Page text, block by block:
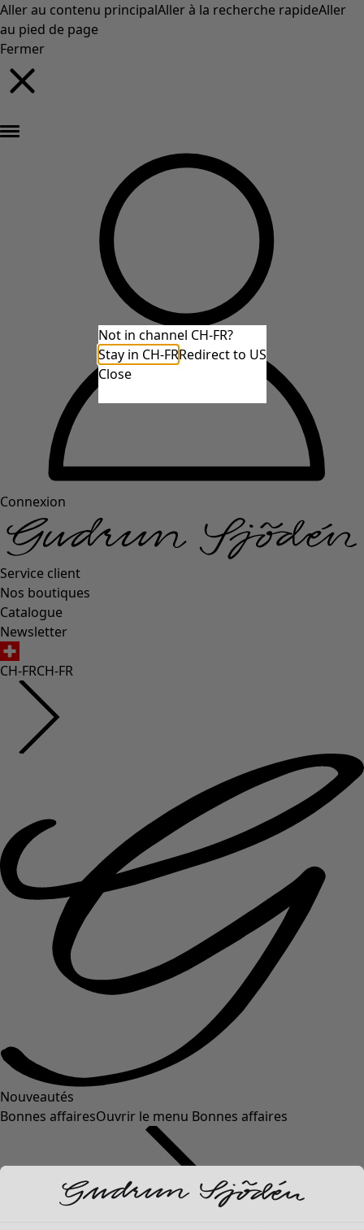
Aller au contenu principalAller à la recherche rapideAller
au pied de page
Fermer
Connexion
Service client
Nos boutiques
Catalogue
Newsletter
CH-FRCH-FR
Nouveautés
Bonnes affairesOuvrir le menu Bonnes affaires
Not in channel CH-FR?
Stay in CH-FRRedirect to US
Close